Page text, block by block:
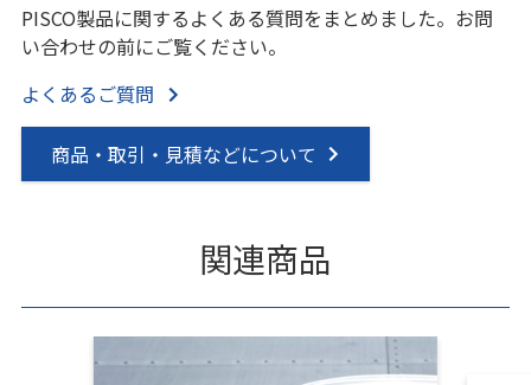
PISCO製品に関するよくある質問をまとめました。お問
い合わせの前にご覧ください。
よくあるご質問
商品・取引・見積などについて
関連商品